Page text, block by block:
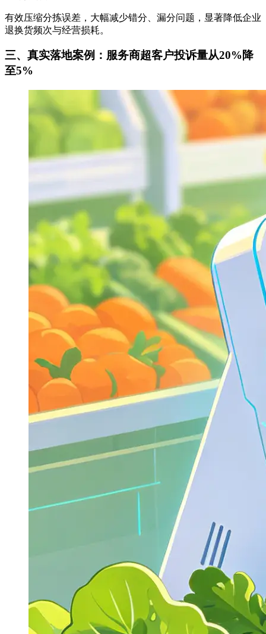
有效压缩分拣误差，大幅减少错分、漏分问题，显著降低企业
退换货频次与经营损耗。
三、 真实落地案例：服务商超客户投诉量从20%降
至5%